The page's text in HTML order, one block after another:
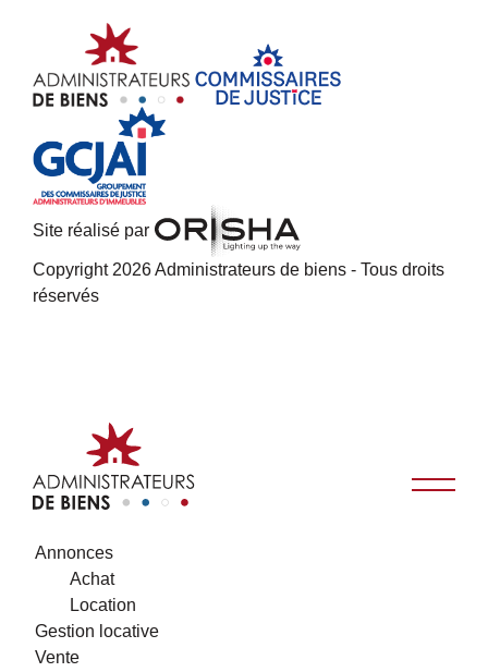
Site réalisé par
Copyright 2026 Administrateurs de biens - Tous droits
réservés
Annonces
Achat
Location
Gestion locative
Vente